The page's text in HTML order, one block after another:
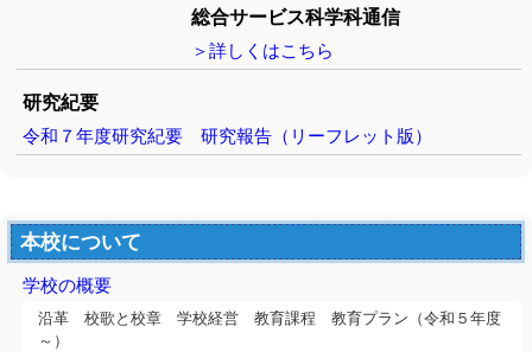
総合サービス科学科通信
＞詳しくはこちら
研究紀要
令和７年度研究紀要 研究報告（リーフレット版）
本校について
学校の概要
沿革 校歌と校章 学校経営 教育課程 教育プラン（令和５年度
～）